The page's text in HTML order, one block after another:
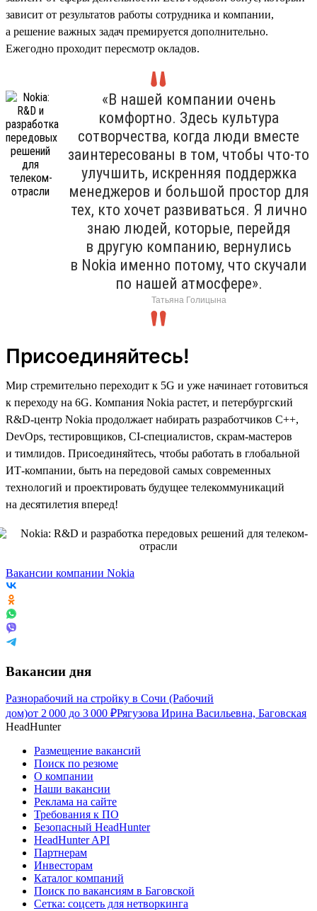
зависит от результатов работы сотрудника и компании,
а решение важных задач премируется дополнительно.
Ежегодно проходит пересмотр окладов.
«В нашей компании очень
комфортно. Здесь культура
сотворчества, когда люди вместе
заинтересованы в том, чтобы что-то
улучшить, искренняя поддержка
менеджеров и большой простор для
тех, кто хочет развиваться. Я лично
знаю людей, которые, перейдя
в другую компанию, вернулись
в Nokia именно потому, что скучали
по нашей атмосфере».
Татьяна Голицына
Присоединяйтесь!
Мир стремительно переходит к 5G и уже начинает готовиться
к переходу на 6G. Компания Nokia растет, и петербургский
R&D-центр Nokia продолжает набирать разработчиков C++,
DevOps, тестировщиков, CI-специалистов, скрам-мастеров
и тимлидов. Присоединяйтесь, чтобы работать в глобальной
ИТ-компании, быть на передовой самых современных
технологий и проектировать будущее телекоммуникаций
на десятилетия вперед!
Вакансии компании Nokia
Вакансии дня
Разнорабочий на стройку в Сочи (Рабочий
дом)от 2 000 до 3 000 ₽Рягузова Ирина Васильевна, Баговская
HeadHunter
Размещение вакансий
Поиск по резюме
О компании
Наши вакансии
Реклама на сайте
Требования к ПО
Безопасный HeadHunter
HeadHunter API
Партнерам
Инвесторам
Каталог компаний
Поиск по вакансиям в Баговской
Сетка: соцсеть для нетворкинга